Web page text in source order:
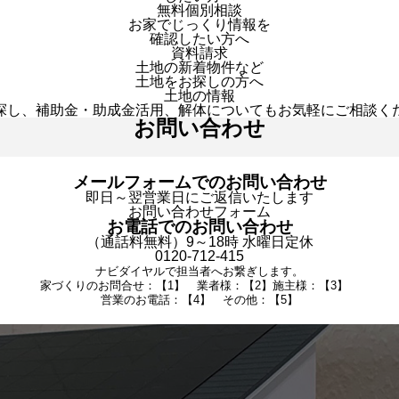
無料個別相談
お家でじっくり情報を
確認したい方へ
資料請求
土地の新着物件など
土地をお探しの方へ
土地の情報
、補助金・助成金活用、解体についてもお気軽にご相談く
お問い合わせ
メールフォームでのお問い合わせ
即日～翌営業日にご返信いたします
お問い合わせフォーム
お電話でのお問い合わせ
（通話料無料）9～18時 水曜日定休
0120-712-415
ナビダイヤルで担当者へお繋ぎします。
家づくりのお問合せ：【1】 業者様：【2】施主様：【3】
営業のお電話：【4】 その他：【5】